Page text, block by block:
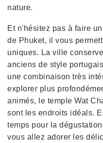
nature.
Et n'hésitez pas à faire
de Phuket, il vous
uniques. La ville
anciens de style
une combinaison très
explorer plus
animés, le temple Wat
sont les endroits idéals.
temps pour la
vous allez adorer les